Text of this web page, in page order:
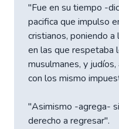
"Fue en su tiempo -
pacifica que impulso
cristianos, poniendo a
en las que respetaba
musulmanes, y
con los mismo
"Asimismo -agrega-
derecho a regresar".